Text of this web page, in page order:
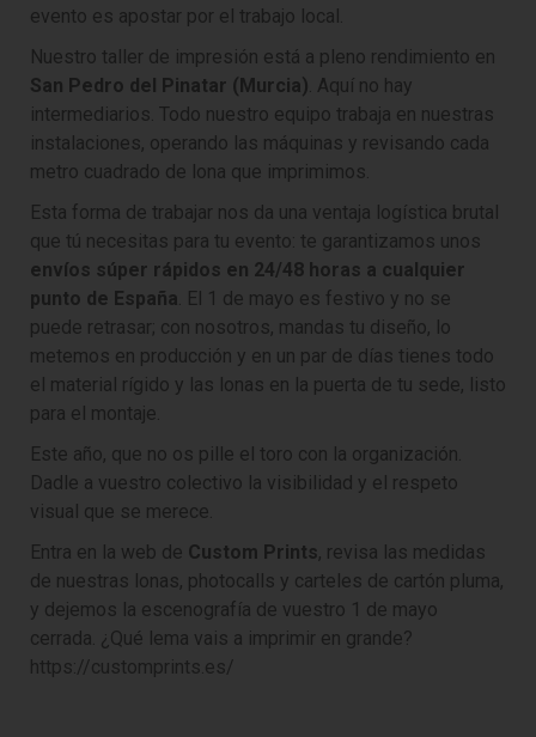
evento es apostar por el trabajo local.
Nuestro taller de impresión está a pleno rendimiento en
San Pedro del Pinatar (Murcia) . Aquí no hay
intermediarios. Todo nuestro equipo trabaja en nuestras
instalaciones, operando las máquinas y revisando cada
metro cuadrado de lona que imprimimos.
Esta forma de trabajar nos da una ventaja logística brutal
que tú necesitas para tu evento: te garantizamos unos
envíos súper rápidos en 24/48 horas a cualquier
punto de España . El 1 de mayo es festivo y no se
puede retrasar; con nosotros, mandas tu diseño, lo
metemos en producción y en un par de días tienes todo
el material rígido y las lonas en la puerta de tu sede, listo
para el montaje.
Este año, que no os pille el toro con la organización.
Dadle a vuestro colectivo la visibilidad y el respeto
visual que se merece.
Entra en la web de Custom Prints, revisa las medidas
de nuestras lonas, photocalls y carteles de cartón pluma,
y dejemos la escenografía de vuestro 1 de mayo
cerrada. ¿Qué lema vais a imprimir en grande?
https://customprints.es/